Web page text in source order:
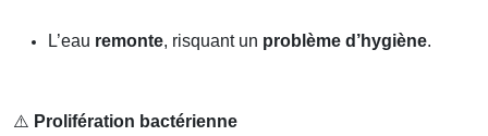
L’eau remonte, risquant un problème d’hygiène.
⚠️ Prolifération bactérienne